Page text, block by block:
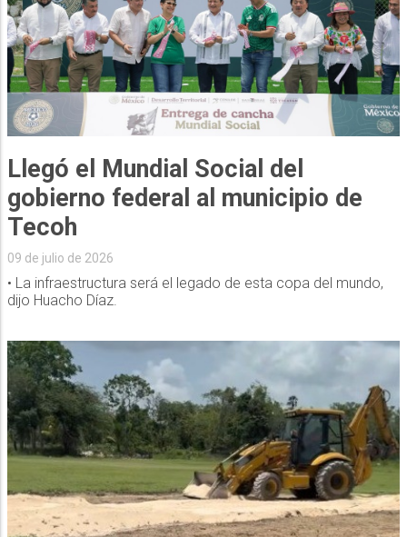
Llegó el Mundial Social del
gobierno federal al municipio de
Tecoh
09 de julio de 2026
• La infraestructura será el legado de esta copa del mundo,
dijo Huacho Díaz.